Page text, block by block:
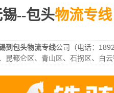
--包头物流专线
到包头物流专线公司（电话：
昆都仑区、青山区、石拐区、白